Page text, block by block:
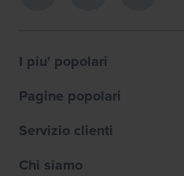
I piu' popolari
Pagine popolari
Servizio clienti
Chi siamo